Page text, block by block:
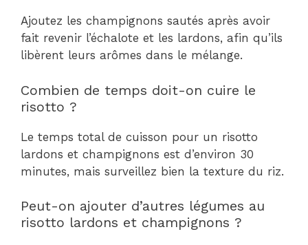
Ajoutez les champignons sautés après avoir
fait revenir l’échalote et les lardons, afin qu’ils
libèrent leurs arômes dans le mélange.
Combien de temps doit-on cuire le
risotto ?
Le temps total de cuisson pour un risotto
lardons et champignons est d’environ 30
minutes, mais surveillez bien la texture du riz.
Peut-on ajouter d’autres légumes au
risotto lardons et champignons ?